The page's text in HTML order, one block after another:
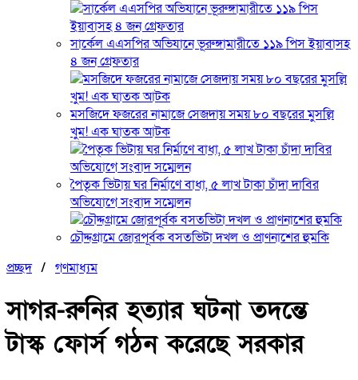
সার্কেল এএসপির অভিযানে ভূরুঙ্গামারীতে ১১৯ পিস ইয়াবাসহ
৪ জন গ্রেফতার
মসজিদে ফজরের নামাজে সেজদায় সময় ৮০ বছরের মুসল্লি
খুম! এক ঘাতক আটক
পৈতৃক ভিটায় ঘর নির্মাণে বাধা, ৫ লাখ টাকা চাঁদা দাবির
অভিযোগে সংবাদ সম্মেলন
চৌদ্দগ্রামে জোরপূর্বক বসতভিটা দখল ও প্রাণনাশের হুমকি
প্রচ্ছদ/ গণমাধ্যম
সাগর-রুনির হত্যার ঘটনা তদন্তে
টাস্ক ফোর্স গঠন করেছে সরকার